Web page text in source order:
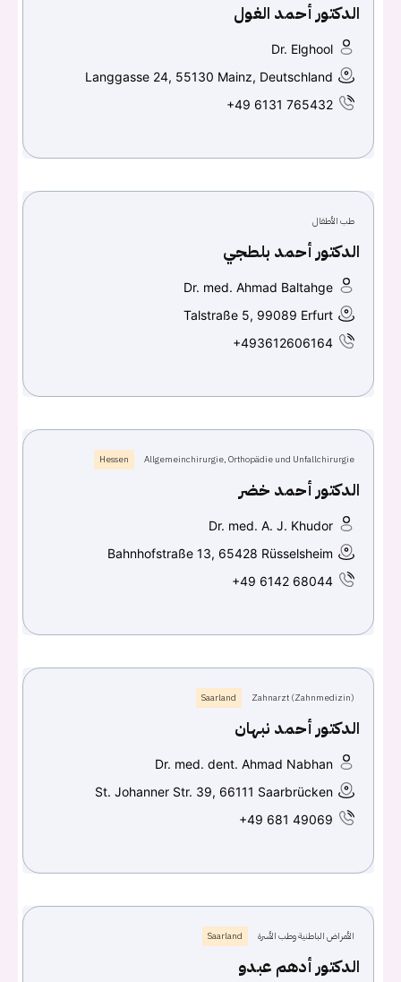
تسجيل الدخولالدكتور أحمد الغول
Dr. Elghool
Langgasse 24, 55130 Mainz, Deutschland
+49 6131 765432
طب الأطفال
الدكتور أحمد بلطجي
Dr. med. Ahmad Baltahge
Talstraße 5, 99089 Erfurt
+493612606164
Allgemeinchirurgie, Orthopädie und Unfallchirurgie
Hessen
الدكتور أحمد خضر
Dr. med. A. J. Khudor
Bahnhofstraße 13, 65428 Rüsselsheim
+49 6142 68044
Zahnarzt (Zahnmedizin)
Saarland
الدكتور أحمد نبهان
Dr. med. dent. Ahmad Nabhan
St. Johanner Str. 39, 66111 Saarbrücken
+49 681 49069
الأمراض الباطنية وطب الأسرة Saarland
الدكتور أدهم عبدو